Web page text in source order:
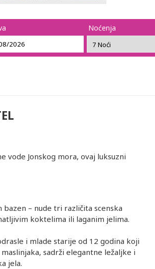
Noćenja
vode Jonskog mora, ovaj luksuzni
bazen – nude tri različita scenska
koktelima ili laganim jelima.
i mlade starije od 12 godina koji
sadrži elegantne ležaljke i
jela.